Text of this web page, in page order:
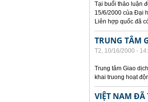
Tại buổi thảo luận
15/6/2000 của Đại
Liên hợp quốc đã
TRUNG TÂM
T2, 10/16/2000 -
Trung tâm Giao
khai truong hoạt
VIỆT NAM ĐÃ